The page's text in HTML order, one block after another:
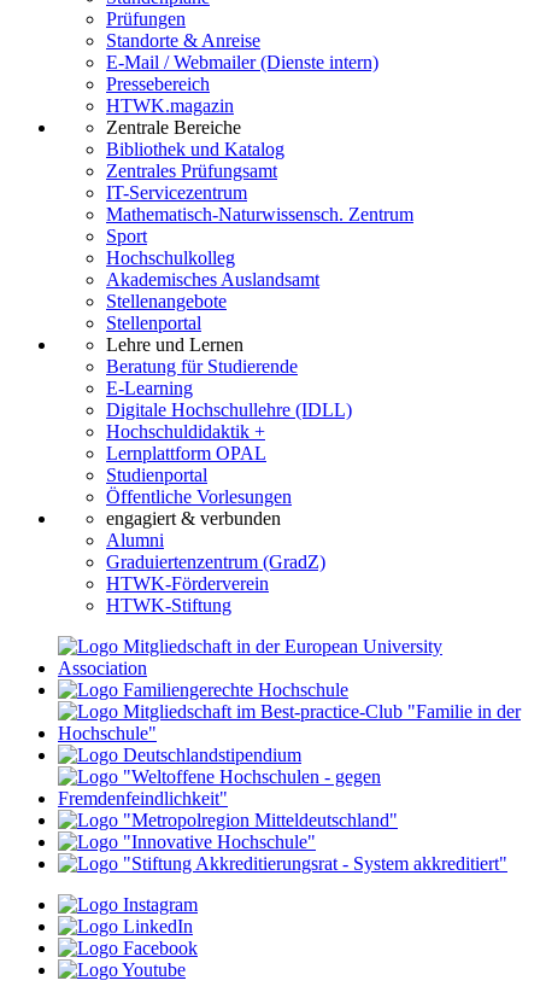
Prüfungen
Standorte & Anreise
E-Mail / Webmailer (Dienste intern)
Pressebereich
HTWK.magazin
Zentrale Bereiche
Bibliothek und Katalog
Zentrales Prüfungsamt
IT-Servicezentrum
Mathematisch-Naturwissensch. Zentrum
Sport
Hochschulkolleg
Akademisches Auslandsamt
Stellenangebote
Stellenportal
Lehre und Lernen
Beratung für Studierende
E-Learning
Digitale Hochschullehre (IDLL)
Hochschuldidaktik +
Lernplattform OPAL
Studienportal
Öffentliche Vorlesungen
engagiert & verbunden
Alumni
Graduiertenzentrum (GradZ)
HTWK-Förderverein
HTWK-Stiftung